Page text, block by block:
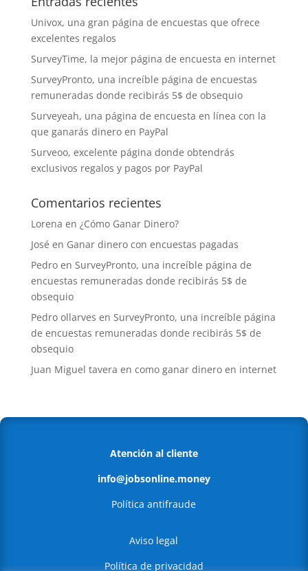
Univox, una gran página de encuestas que ofrece
excelentes regalos
SurveyTime, la mejor página de encuesta en internet
SurveyPronto, una increíble página de encuestas
remuneradas donde recibirás 5$ de obsequio
Surveyeah, una página de encuesta en línea con la
que ganarás dinero en PayPal
Surveoo, excelente página donde obtendrás
exclusivos regalos y pagos por PayPal
Comentarios recientes
Lorena en ¿Cómo Ganar Dinero?
José en Ganar dinero con encuestas pagadas
Pedroen SurveyPronto, una increíble página de
encuestas remuneradas donde recibirás 5$ de
obsequio
Pedro ollarves en SurveyPronto, una increíble página
de encuestas remuneradas donde recibirás 5$ de
obsequio
Juan Miguel tavera en como ganar dinero en internet
Atención al cliente
info@jobsonline.money
Política antifraude
Aviso legal
Política de privacidad